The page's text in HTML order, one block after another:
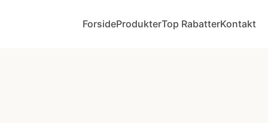
ForsideProdukterTop RabatterKontakt